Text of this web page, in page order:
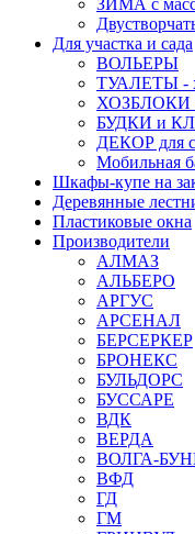
ЗИМА с
Для участка и сада
ВОЛЬЕРЫ
ТУАЛЕТЫ -
ХОЗБЛОКИ
БУДКИ и
ДЕКОР для
Мобильная
Шкафы-купе на
Деревянные
Пластиковые окна
Производители
АЛМАЗ
АЛЬБЕРО
АРГУС
АРСЕНАЛ
БЕРСЕРКЕР
БРОНЕКС
БУЛЬДОРС
БУССАРЕ
ВДК
ВЕРДА
ВОЛГА-
ВФД
ГД
ГМ